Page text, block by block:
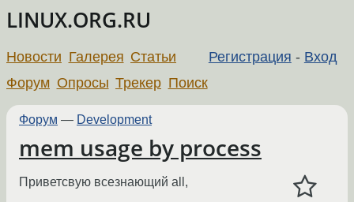
LINUX.ORG.RU
Регистрация - Вход
Новости Галерея Статьи
Форум Опросы Трекер Поиск
Форум — Development
mem usage by process
Приветсвую всезнающий all,